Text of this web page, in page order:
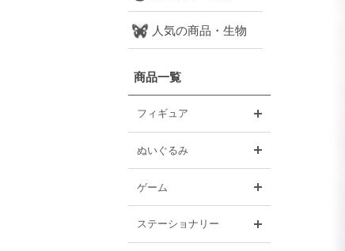
人気の商品・生物
商品一覧
フィギュア
ぬいぐるみ
ゲーム
ステーショナリー